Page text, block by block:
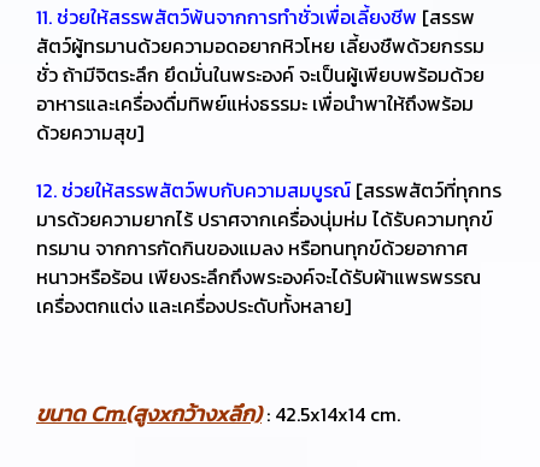
11. ช่วยให้สรรพสัตว์พ้นจากการทำชั่วเพื่อเลี้ยงชีพ [สรรพ
สัตว์ผู้ทรมานด้วยความอดอยากหิวโหย เลี้ยงชืพด้วยกรรม
ชั่ว ถ้ามีจิตระลึก ยึดมั่นในพระองค์ จะเป็นผู้เพียบพร้อมด้วย
อาหารและเครื่องดื่มทิพย์แห่งธรรมะ เพื่อนำพาให้ถึงพร้อม
ด้วยความสุข]
12. ช่วยให้สรรพสัตว์พบกับความสมบูรณ์ [สรรพสัตว์ที่ทุกทร
มารด้วยความยากไร้ ปราศจากเครื่องนุ่มห่ม ได้รับความทุกข์
ทรมาน จากการกัดกินของแมลง หรือทนทุกข์ด้วยอากาศ
หนาวหรือร้อน เพียงระลึกถึงพระองค์จะได้รับผ้าแพรพรรณ
เครื่องตกแต่ง และเครื่องประดับทั้งหลาย]
ขนาด Cm.(สูงxกว้างxลึก): 42.5x14x14 cm.